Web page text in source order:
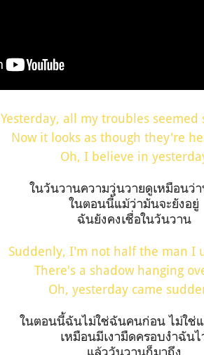
Yesterday, all my troubles seemed
Now it looks as though they're
Oh, I believe in
ในวันวานความวุ่นวายดูเหมือนว่
ในตอนนี้แม้ว่ามันจะยังอยู่
ฉันยังคงเชื่อในวันวาน
Suddenly, I'm not half the man I
There's a shadow hanging
Oh, yesterday came
ในตอนนี้ฉันไม่ใช่ฉันคนก่อน ไม่ใช่
เหมือนมีเงามืดครอบงำฉันไ
แล้ววันวานก็มาถึง